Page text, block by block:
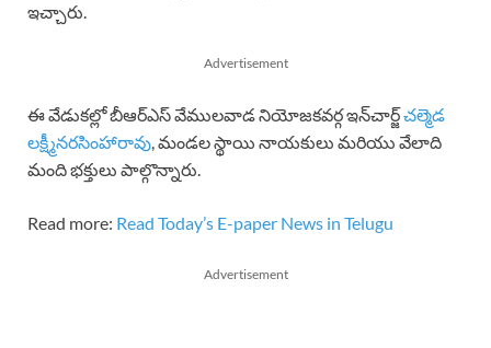
ఇచ్చారు.
Advertisement
ఈ వేడుకల్లో బీఆర్ఎస్ వేములవాడ నియోజకవర్గ ఇన్‌చార్జ్చల్మెడ
లక్ష్మీనరసింహారావు, మండల స్థాయి నాయకులు మరియు వేలాది
మంది భక్తులు పాల్గొన్నారు.
Read more: Read Today’s E-paper News in Telugu
Advertisement